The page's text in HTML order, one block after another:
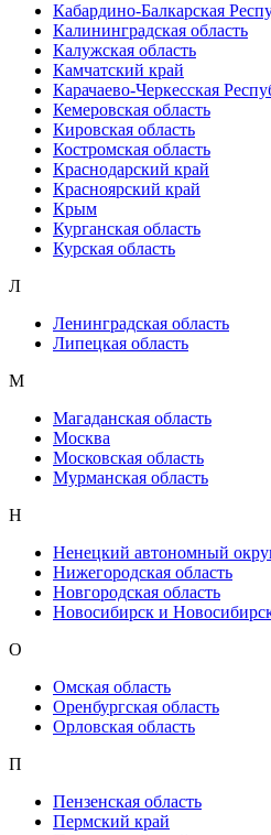
Кабардино-Балкарская
Калининградская область
Калужская область
Камчатский край
Карачаево-Черкесская
Кемеровская область
Кировская область
Костромская область
Краснодарский край
Красноярский край
Крым
Курганская область
Курская область
Л
Ленинградская область
Липецкая область
М
Магаданская область
Москва
Московская область
Мурманская область
Н
Ненецкий автономный
Нижегородская область
Новгородская область
Новосибирск и
О
Омская область
Оренбургская область
Орловская область
П
Пензенская область
Пермский край